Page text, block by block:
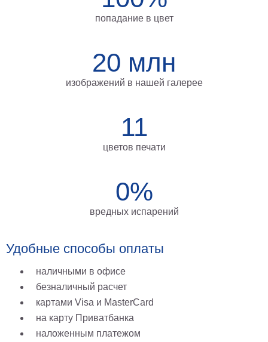
попадание в цвет
20 млн
изображений в нашей галерее
11
цветов печати
0%
вредных испарений
Удобные способы оплаты
наличными в офисе
безналичный расчет
картами Visa и MasterCard
на карту Приватбанка
наложенным платежом